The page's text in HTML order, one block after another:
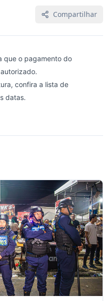
Compartilhar
que o pagamento do
confira a lista de
datas.